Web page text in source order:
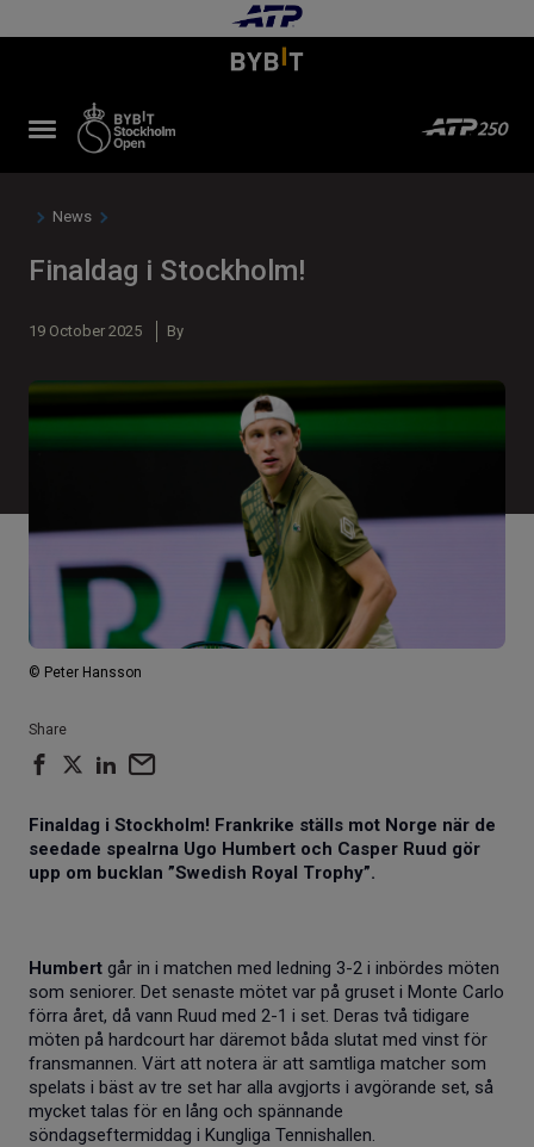
News
Finaldag i Stockholm!
19 October 2025 By
© Peter Hansson
Share
Finaldag i Stockholm! Frankrike ställs mot Norge när de
seedade spealrna Ugo Humbert och Casper Ruud gör
upp om bucklan ”Swedish Royal Trophy”.
Humbert går in i matchen med ledning 3-2 i inbördes möten
som seniorer. Det senaste mötet var på gruset i Monte Carlo
förra året, då vann Ruud med 2-1 i set. Deras två tidigare
möten på hardcourt har däremot båda slutat med vinst för
fransmannen. Värt att notera är att samtliga matcher som
spelats i bäst av tre set har alla avgjorts i avgörande set, så
mycket talas för en lång och spännande
söndagseftermiddag i Kungliga Tennishallen.